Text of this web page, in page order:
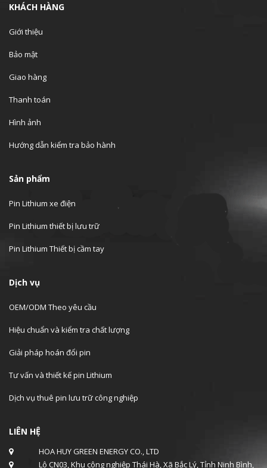
KHÁCH HÀNG
Giới thiệu
Bảo mật
Giao hàng
Thanh toán
Hình ảnh
Hướng dẫn kiểm tra bảo hành
Sản phẩm
Pin Lithium xe điện
Pin Lithium thiết bị lưu trữ
Pin Lithium Thiết bị cầm tay
Dịch vụ
OEM/ODM Theo yêu cầu
Hiệu chuẩn và kiểm tra chất lượng
Giải pháp hoán đổi pin
Tư vấn và thiết kế pin Lithium
Dịch vụ thuê pin lưu trữ công nghiệp
LIÊN HỆ
HOA HUY GREEN ENERGY CO., LTD
Lô CN03, Khu công nghiệp Thái Hà, Xã Bắc Lý, Tỉnh Ninh Bình,